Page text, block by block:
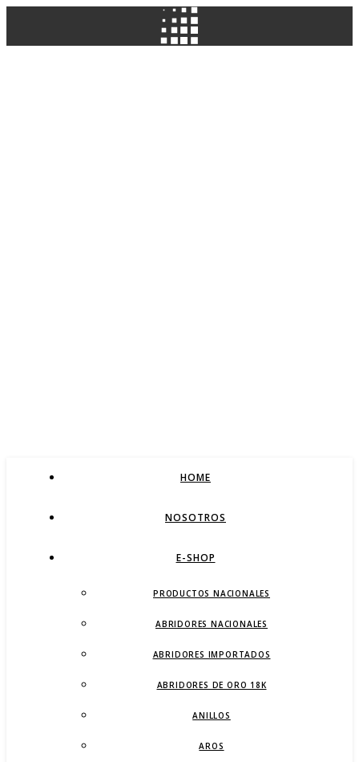
HOME
NOSOTROS
E-SHOP
PRODUCTOS NACIONALES
ABRIDORES NACIONALES
ABRIDORES IMPORTADOS
ABRIDORES DE ORO 18K
ANILLOS
AROS